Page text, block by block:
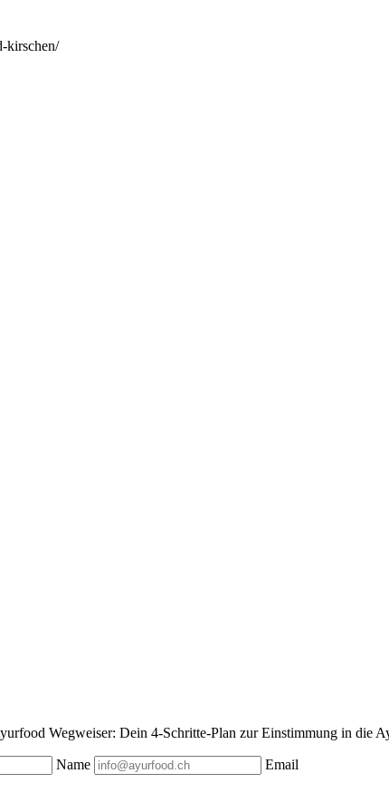
kirschen/
Wegweiser: Dein 4-Schritte-Plan zur Einstimmung in die
Name Email